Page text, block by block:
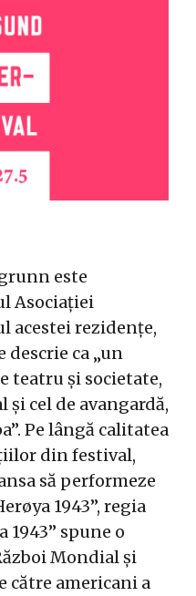
este
Asociației
acestei rezidențe,
descrie ca „un
teatru și societate,
cel de avangardă,
Pe lângă calitatea
din festival,
să performeze
1943”, regia
1943” spune o
Mondial și
către americani a